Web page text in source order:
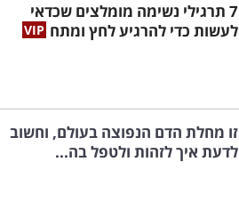
7 תרגילי נשימה מומלצים שכדאי
לעשות כדי להרגיע לחץ ומתח
זו מחלת הדם הנפוצה בעולם, וחשוב
לדעת איך לזהות ולטפל בה...